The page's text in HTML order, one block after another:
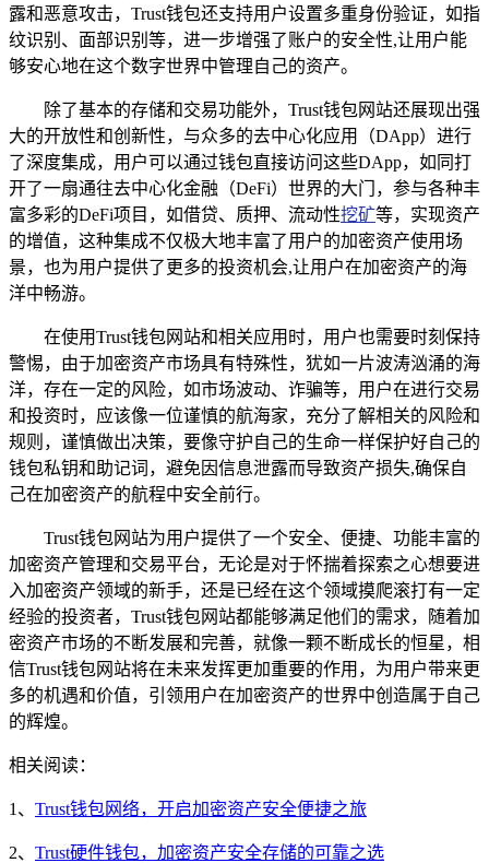
露和恶意攻击，Trust钱包还支持用户设置多重身份验证，如指
纹识别、面部识别等，进一步增强了账户的安全性,让用户能
够安心地在这个数字世界中管理自己的资产。
除了基本的存储和交易功能外，Trust钱包网站还展现出强
大的开放性和创新性，与众多的去中心化应用（DApp）进行
了深度集成，用户可以通过钱包直接访问这些DApp，如同打
开了一扇通往去中心化金融（DeFi）世界的大门，参与各种丰
富多彩的DeFi项目，如借贷、质押、流动性挖矿等，实现资产
的增值，这种集成不仅极大地丰富了用户的加密资产使用场
景，也为用户提供了更多的投资机会,让用户在加密资产的海
洋中畅游。
在使用Trust钱包网站和相关应用时，用户也需要时刻保持
警惕，由于加密资产市场具有特殊性，犹如一片波涛汹涌的海
洋，存在一定的风险，如市场波动、诈骗等，用户在进行交易
和投资时，应该像一位谨慎的航海家，充分了解相关的风险和
规则，谨慎做出决策，要像守护自己的生命一样保护好自己的
钱包私钥和助记词，避免因信息泄露而导致资产损失,确保自
己在加密资产的航程中安全前行。
Trust钱包网站为用户提供了一个安全、便捷、功能丰富的
加密资产管理和交易平台，无论是对于怀揣着探索之心想要进
入加密资产领域的新手，还是已经在这个领域摸爬滚打有一定
经验的投资者，Trust钱包网站都能够满足他们的需求，随着加
密资产市场的不断发展和完善，就像一颗不断成长的恒星，相
信Trust钱包网站将在未来发挥更加重要的作用，为用户带来更
多的机遇和价值，引领用户在加密资产的世界中创造属于自己
的辉煌。
相关阅读：
1、 Trust钱包网络，开启加密资产安全便捷之旅
2、 Trust硬件钱包，加密资产安全存储的可靠之选